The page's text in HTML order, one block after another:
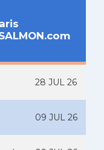
28 JUL 26
09 JUL 26